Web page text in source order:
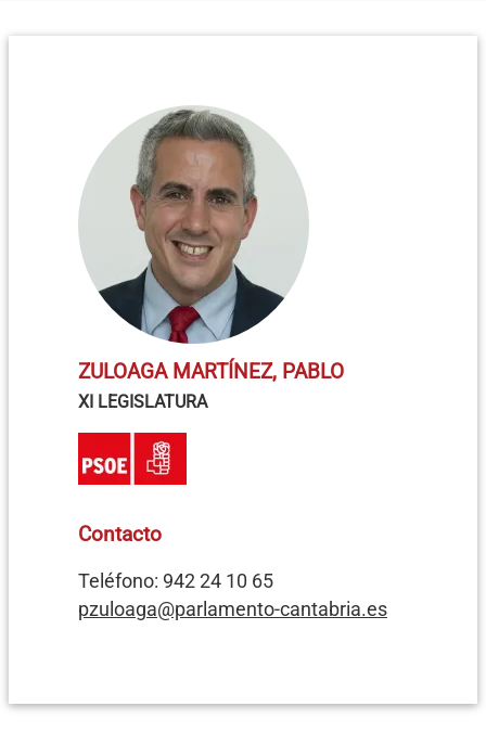
ZULOAGA MARTÍNEZ, PABLO
XI LEGISLATURA
Contacto
Teléfono: 942 24 10 65
pzuloaga@parlamento-cantabria.es